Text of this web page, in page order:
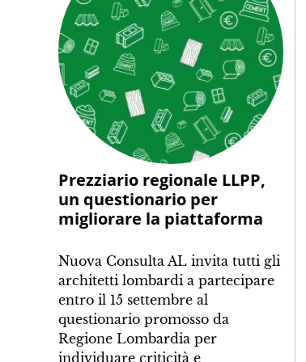
Prezziario regionale LLPP,
un questionario per
migliorare la piattaforma
Nuova Consulta AL invita tutti gli
architetti lombardi a partecipare
entro il 15 settembre al
questionario promosso da
Regione Lombardia per
individuare criticità e